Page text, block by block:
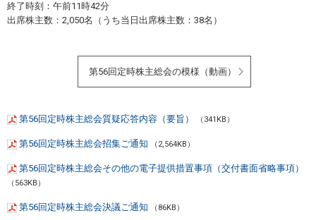
終了時刻：午前11時42分
出席株主数：2,050名（うち当日出席株主数：38名）
第56回定時株主総会の模様（動画）
第56回定時株主総会質疑応答内容（要旨） （341KB）
第56回定時株主総会招集ご通知 （2,564KB）
第56回定時株主総会その他の電子提供措置事項（交付書面省略事項）
（563KB）
第56回定時株主総会決議ご通知 （86KB）